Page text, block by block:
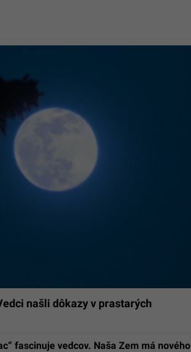
našli dôkazy v prastarých
fascinuje vedcov. Naša Zem má nového